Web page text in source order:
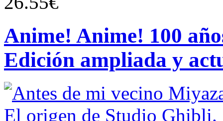
Anime! Anime! 100
Edición ampliada y